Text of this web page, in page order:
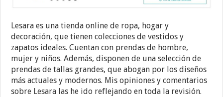
Lesara es una tienda online de ropa, hogar y
decoración, que tienen colecciones de vestidos y
zapatos ideales. Cuentan con prendas de hombre,
mujer y niños. Además, disponen de una selección de
prendas de tallas grandes, que abogan por los diseños
más actuales y modernos. Mis opiniones y comentarios
sobre Lesara las he ido reflejando en toda la revisión.